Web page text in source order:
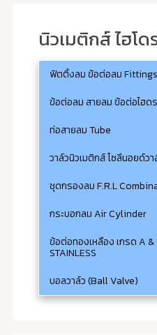
นิวเมติกส์ ไฮโด
ฟิตติ้งลม ข้อต่อลม Fittings
ข้อต่อลม สายลม ข้อต่อไฮด
ท่อสายลม Tube
วาล์วนิวเมติกส์ โซลีนอยด์ว
ชุดกรองลม F.R.L
กระบอกลม Air Cylinder
ข้อต่อทองเหลือง เกรด A
STAINLESS
บอลวาล์ว (Ball Valve)